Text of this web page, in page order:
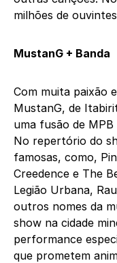
milhões de
MustanG + Banda
Com muita paixão
MustanG, de
uma fusão de
No repertório do
famosas, como,
Creedence e The
Legião Urbana,
outros nomes da
show na cidade
performance
que prometem